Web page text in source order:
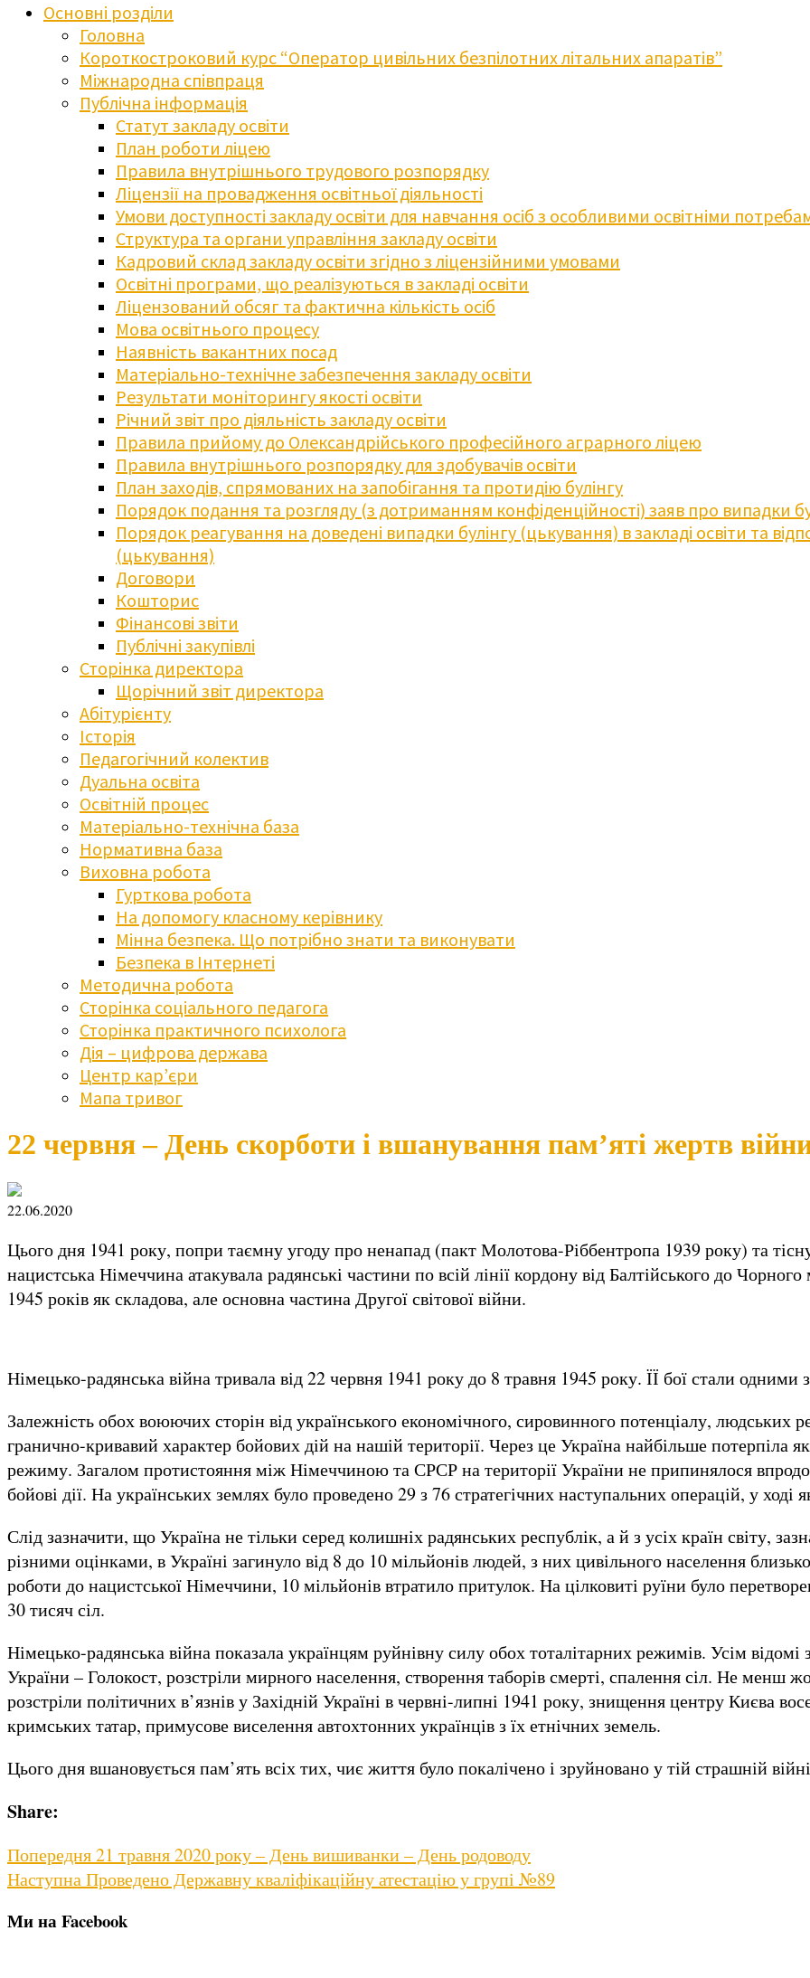
Основні розділи
Головна
Короткостроковий курс “Оператор цивільних безпілотних літальних апаратів”
Міжнародна співпраця
Публічна інформація
Статут закладу освіти
План роботи ліцею
Правила внутрішнього трудового розпорядку
Ліцензії на провадження освітньої діяльності
Умови доступності закладу освіти для навчання осіб з особливими освітніми
Структура та органи управління закладу освіти
Кадровий склад закладу освіти згідно з ліцензійними умовами
Освітні програми, що реалізуються в закладі освіти
Ліцензований обсяг та фактична кількість осіб
Мова освітнього процесу
Наявність вакантних посад
Матеріально-технічне забезпечення закладу освіти
Результати моніторингу якості освіти
Річний звіт про діяльність закладу освіти
Правила прийому до Олександрійського професійного аграрного ліцею
Правила внутрішнього розпорядку для здобувачів освіти
План заходів, спрямованих на запобігання та протидію булінгу
Порядок подання та розгляду (з дотриманням конфіденційності) заяв про випадки
Порядок реагування на доведені випадки булінгу (цькування) в закладі освіти та
(цькування)
Договори
Кошторис
Фінансові звіти
Публічні закупівлі
Сторінка директора
Щорічний звіт директора
Абітурієнту
Історія
Педагогічний колектив
Дуальна освіта
Освітній процес
Матеріально-технічна база
Нормативна база
Виховна робота
Гурткова робота
На допомогу класному керівнику
Мінна безпека. Що потрібно знати та виконувати
Безпека в Інтернеті
Методична робота
Сторінка соціального педагога
Сторінка практичного психолога
Дія – цифрова держава
Центр кар’єри
Мапа тривог
22 червня – День скорботи і вшанування пам’яті жертв
22.06.2020
Цього дня 1941 року, попри таємну угоду про ненапад (пакт Молотова-Ріббентропа 1939 року) та
нацистська Німеччина атакувала радянські частини по всій лінії кордону від Балтійського до
1945 років як складова, але основна частина Другої світової війни.
Німецько-радянська війна тривала від 22 червня 1941 року до 8 травня 1945 року. ЇЇ бої стали
Залежність обох воюючих сторін від українського економічного, сировинного потенціалу, людських
гранично-кривавий характер бойових дій на нашій території. Через це Україна найбільше потерпіла як
режиму. Загалом протистояння між Німеччиною та СРСР на території України не припинялося
бойові дії. На українських землях було проведено 29 з 76 стратегічних наступальних операцій, у
Слід зазначити, що Україна не тільки серед колишніх радянських республік, а й з усіх країн світу,
різними оцінками, в Україні загинуло від 8 до 10 мільйонів людей, з них цивільного населення
роботи до нацистської Німеччини, 10 мільйонів втратило притулок. На цілковиті руїни було
30 тисяч сіл.
Німецько-радянська війна показала українцям руйнівну силу обох тоталітарних режимів. Усім
України – Голокост, розстріли мирного населення, створення таборів смерті, спалення сіл. Не менш
розстріли політичних в’язнів у Західній Україні в червні-липні 1941 року, знищення центру Києва
кримських татар, примусове виселення автохтонних українців з їх етнічних земель.
Цього дня вшановується пам’ять всіх тих, чиє життя було покалічено і зруйновано у тій страшній
Share:
Навігація
записів
ПопередняPrevious
post:
21 травня 2020 року – День вишиванки – День родоводу
НаступнаNext
Проведено Державну кваліфікаційну атестацію у групі №89
Ми на Facebook